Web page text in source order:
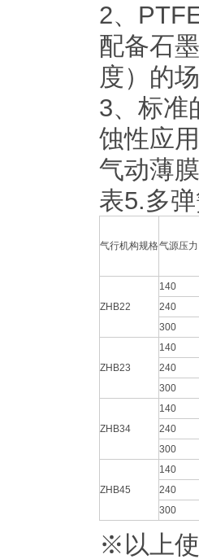
2、
配备石
度）的
3、标准
蚀性应
气动薄
表5.多
气行机构规格气源压
ZHB22
140
240
300
ZHB23
140
240
300
ZHB34
140
240
300
ZHB45
140
240
300
※以上